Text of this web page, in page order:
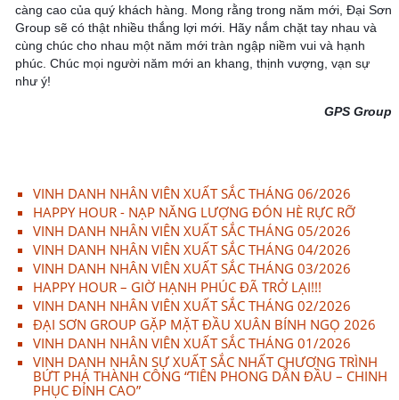
càng cao của quý khách hàng. Mong rằng trong năm mới, Đại Sơn
Group sẽ có thật nhiều thắng lợi mới. Hãy nắm chặt tay nhau và
cùng chúc cho nhau một năm mới tràn ngập niềm vui và hạnh
phúc. Chúc mọi người năm mới an khang, thịnh vượng, vạn sự
như ý!
GPS Group
VINH DANH NHÂN VIÊN XUẤT SẮC THÁNG 06/2026
HAPPY HOUR - NẠP NĂNG LƯỢNG ĐÓN HÈ RỰC RỠ
VINH DANH NHÂN VIÊN XUẤT SẮC THÁNG 05/2026
VINH DANH NHÂN VIÊN XUẤT SẮC THÁNG 04/2026
VINH DANH NHÂN VIÊN XUẤT SẮC THÁNG 03/2026
HAPPY HOUR – GIỜ HẠNH PHÚC ĐÃ TRỞ LẠI!!!
VINH DANH NHÂN VIÊN XUẤT SẮC THÁNG 02/2026
ĐẠI SƠN GROUP GẶP MẶT ĐẦU XUÂN BÍNH NGỌ 2026
VINH DANH NHÂN VIÊN XUẤT SẮC THÁNG 01/2026
VINH DANH NHÂN SỰ XUẤT SẮC NHẤT CHƯƠNG TRÌNH
BỨT PHÁ THÀNH CÔNG “TIÊN PHONG DẪN ĐẦU – CHINH
PHỤC ĐỈNH CAO”